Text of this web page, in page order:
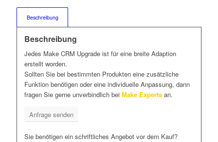
Beschreibung
Beschreibung
Jedes Make CRM Upgrade ist für eine breite Adaption
erstellt worden.
Sollten Sie bei bestimmten Produkten eine zusätzliche
Funktion benötigen oder eine individuelle Anpassung, dann
fragen Sie gerne unverbindlich bei Make Expertsan.
Anfrage senden
Sie benötigen ein schriftliches Angebot vor dem Kauf?